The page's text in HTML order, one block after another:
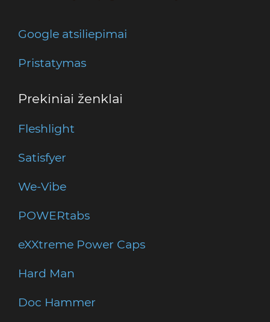
Google atsiliepimai
Pristatymas
Prekiniai ženklai
Fleshlight
Satisfyer
We-Vibe
POWERtabs
eXXtreme Power Caps
Hard Man
Doc Hammer